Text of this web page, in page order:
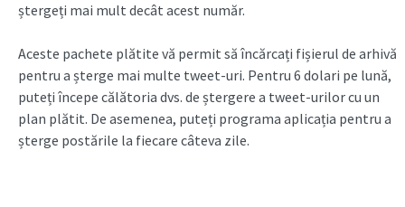
ștergeți mai mult decât acest număr.
Aceste pachete plătite vă permit să încărcați fișierul de arhivă
pentru a șterge mai multe tweet-uri. Pentru 6 dolari pe lună,
puteți începe călătoria dvs. de ștergere a tweet-urilor cu un
plan plătit. De asemenea, puteți programa aplicația pentru a
șterge postările la fiecare câteva zile.